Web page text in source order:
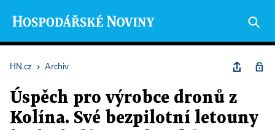
HN.cz › Archiv
Úspěch pro výrobce dronů z
Kolína. Své bezpilotní letouny